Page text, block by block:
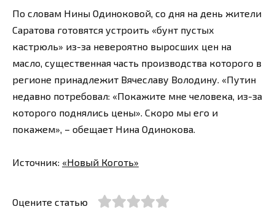
По словам Нины Одиноковой, со дня на день жители
Саратова готовятся устроить «бунт пустых
кастрюль» из-за невероятно выросших цен на
масло, существенная часть производства которого в
регионе принадлежит Вячеславу Володину. «Путин
недавно потребовал: «Покажите мне человека, из-за
которого поднялись цены». Скоро мы его и
покажем», – обещает Нина Одинокова.
Источник: «Новый Коготь»
Оцените статью